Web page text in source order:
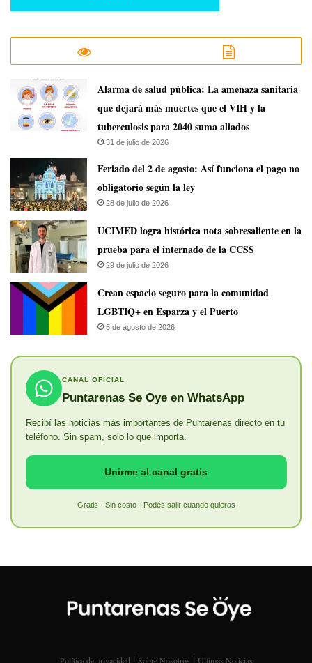
​Alarma de salud pública: La amenaza sanitaria
que dejará más muertes que el VIH y la
tuberculosis para 2040 suma aliados
31 de julio de 2026
Feriado del 2 de agosto: Así funciona el pago no
obligatorio según la ley
28 de julio de 2026
UCIMED logra histórica nota sobresaliente en la
prueba para el internado de la CCSS
29 de julio de 2026
Crean espacio seguro para la comunidad
LGBTIQ+ en Esparza y el Puerto
5 de agosto de 2026
CANAL OFICIAL
Puntarenas Se Oye en WhatsApp
Recibí las noticias más importantes de Puntarenas directo en tu
teléfono. Sin spam, solo lo que importa.
Unirme al canal gratis
Gratis · Sin costo · Podés salir cuando quieras
Política de privacidad | Sobre Nosotros | Últimas Noticias